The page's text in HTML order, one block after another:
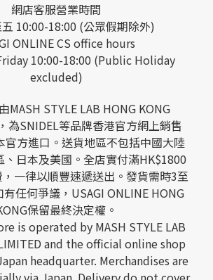
網店客服營業時間
10:00-18:00 (公眾假期除外)
ONLINE CS office hours
10:00-18:00 (Public Holiday
excluded)
MASH STYLE LAB HONG KONG
為SNIDEL等品牌香港官方網上銷售
官方進口。送貨地區不包括中國大陸
、日本及美國。全店實付滿HK$1800
一律以順豐速遞送出。發貨需時3至
任何爭議，USAGI ONLINE HONG
保留最終決定權。
is operated by MASH STYLE LAB
and the official online shop
headquarter. Merchandises are